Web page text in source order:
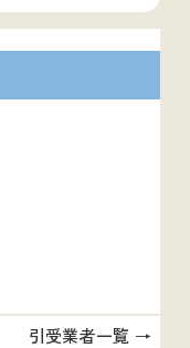
引受業者一覧 →